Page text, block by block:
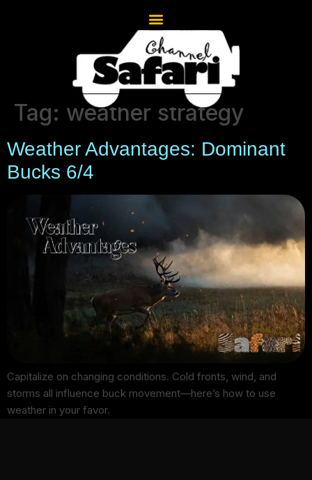
Tag: weather strategy
Weather Advantages: Dominant
Bucks 6/4
Capitalize on changing conditions. Cold fronts, wind, and
storms all influence buck movement—here’s how to use
weather in your favor.